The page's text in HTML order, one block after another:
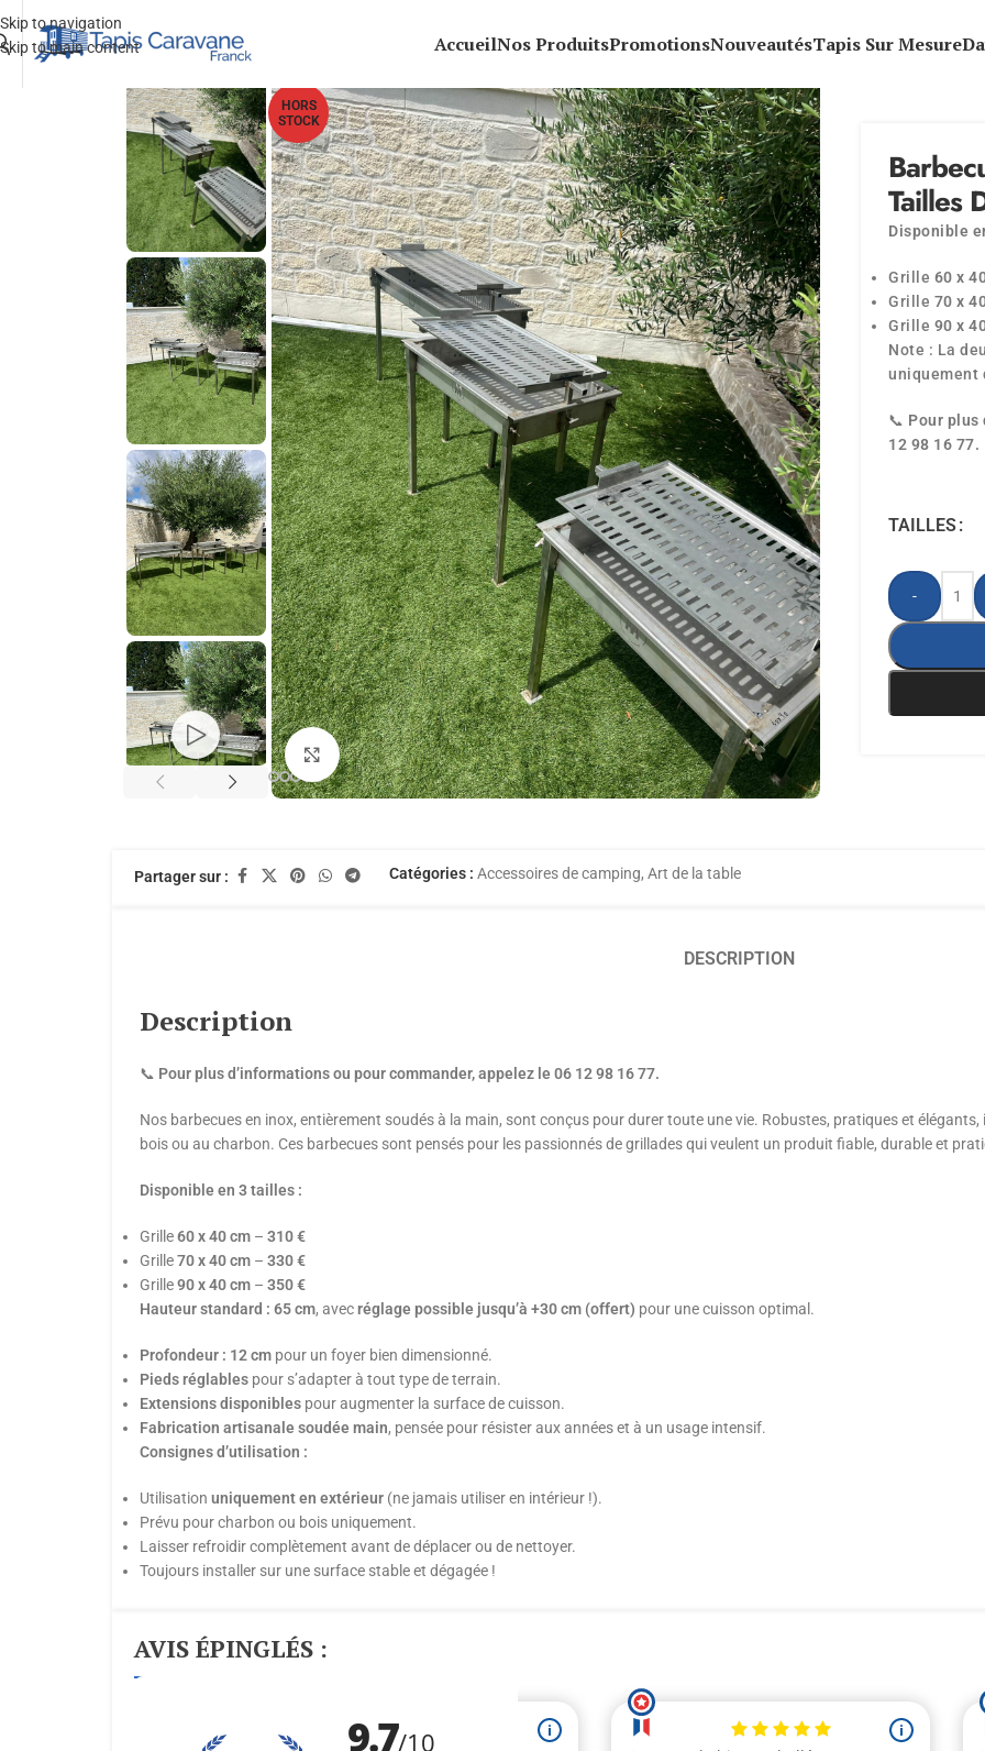
Skip to navigation
Skip to main content
AccueilNos ProduitsPromotionsNouveautésTapis Sur Mesure
HORS
STOCK
Agrandir
Tailles
Disponible
Grille 60 x
Grille 70 x
Grille 90 x
Note : La
uniquement
📞 Pour plus
12 98 16 77.
TAILLES
-
Partager sur : Catégories : Accessoires de camping, Art de la table
DESCRIPTION
Description
📞 Pour plus d’informations ou pour commander, appelez le 06 12 98 16 77.
Nos barbecues en inox, entièrement soudés à la main, sont conçus pour durer toute une vie. Robustes, pratiques et
bois ou au charbon. Ces barbecues sont pensés pour les passionnés de grillades qui veulent un produit fiable, durable et
Disponible en 3 tailles :
Grille60 x 40 cm – 310 €
Grille70 x 40 cm – 330 €
Grille90 x 40 cm – 350 €
Hauteur standard : 65 cm, avecréglage possible jusqu’à +30 cm (offert) pour une cuisson optimal.
Profondeur : 12 cm pour un foyer bien dimensionné.
Pieds réglables pour s’adapter à tout type de terrain.
Extensions disponibles pour augmenter la surface de cuisson.
Fabrication artisanale soudée main, pensée pour résister aux années et à un usage intensif.
Consignes d’utilisation :
Utilisation uniquement en extérieur (ne jamais utiliser en intérieur !).
Prévu pour charbon ou bois uniquement.
Laisser refroidir complètement avant de déplacer ou de nettoyer.
Toujours installer sur une surface stable et dégagée !
AVIS ÉPINGLÉS :